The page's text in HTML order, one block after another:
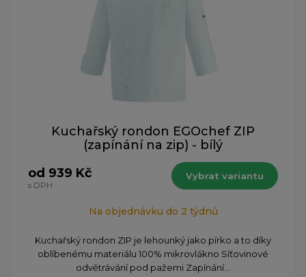
Kuchařský rondon EGOchef ZIP
(zapínání na zip) - bílý
od 939 Kč
s DPH
Vybrat variantu
Na objednávku do 2 týdnů
​Kuchařský rondon ZIP je lehounký jako pírko a to díky
oblíbenému materiálu 100% mikrovlákno Síťovinové
odvětrávání pod pažemi Zapínání...